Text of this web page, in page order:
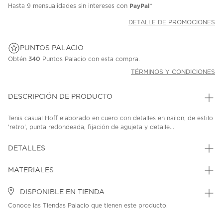
Hasta 9 mensualidades sin intereses con PayPal*
DETALLE DE PROMOCIONES
PUNTOS PALACIO
Obtén 340 Puntos Palacio con esta compra.
TÉRMINOS Y CONDICIONES
DESCRIPCIÓN DE PRODUCTO
Tenis casual Hoff elaborado en cuero con detalles en nailon, de estilo
'retro', punta redondeada, fijación de agujeta y detalle...
DETALLES
MATERIALES
DISPONIBLE EN TIENDA
Conoce las Tiendas Palacio que tienen este producto.